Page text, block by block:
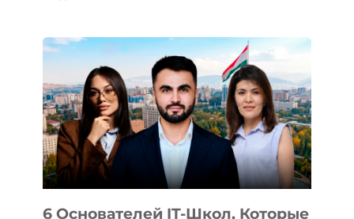
ВНЕШНЕГО
ВИДА
НОВОГО
УСТРОЙСТВА
ОТ
OPENAI
6 Основателей IT-Школ, Которые